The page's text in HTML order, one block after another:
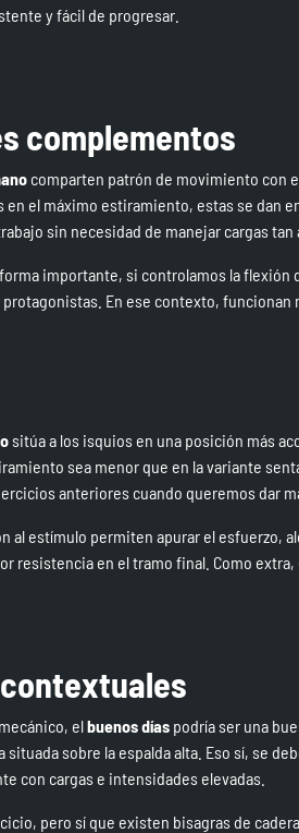
y fácil de progresar.
complementos
comparten patrón de movimiento con
el máximo estiramiento, estas se dan
sin necesidad de manejar cargas tan
importante, si controlamos la
En ese contexto,
sitúa a los isquios en una posición más
sea menor que en la variante
anteriores cuando queremos dar
al estímulo permiten apurar el esfuerzo,
resistencia en el tramo final. Como
elbuenos días podría ser una
situada sobre la espalda alta. Eso sí, se
con cargas e intensidades elevadas.
pero sí que existen bisagras de